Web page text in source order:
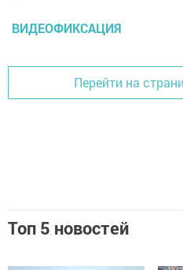
ВИДЕОФИКСАЦИЯ
Перейти на
Топ 5 новостей